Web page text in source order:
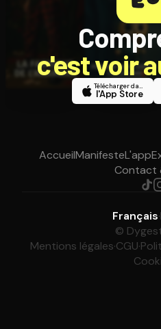
c'est voir
Télécharger dans
l'App Store
AccueilManifesteL'app
Contact
Français·
©
Mentions légales·CGU·